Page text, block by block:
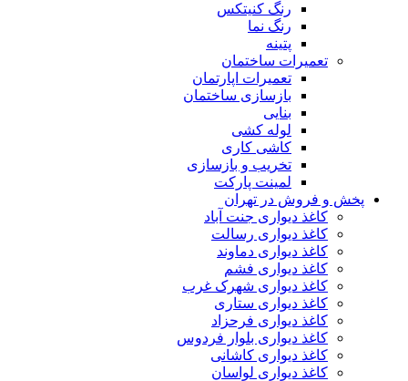
رنگ کنیتکس
رنگ نما
پتینه
تعمیرات ساختمان
تعمیرات اپارتمان
بازسازی ساختمان
بنایی
لوله کشی
کاشی کاری
تخریب و بازسازی
لمینت پارکت
پخش و فروش در تهران
کاغذ دیواری جنت آباد
کاغذ دیواری رسالت
کاغذ دیواری دماوند
کاغذ دیواری فشم
کاغذ دیواری شهرک غرب
کاغذ دیواری ستاری
کاغذ دیواری فرحزاد
کاغذ دیواری بلوار فردوس
کاغذ دیواری کاشانی
کاغذ دیواری لواسان